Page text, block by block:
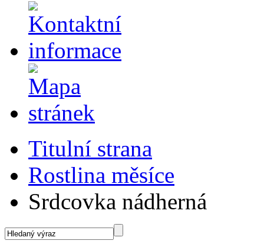
Titulní strana
Rostlina měsíce
Srdcovka nádherná